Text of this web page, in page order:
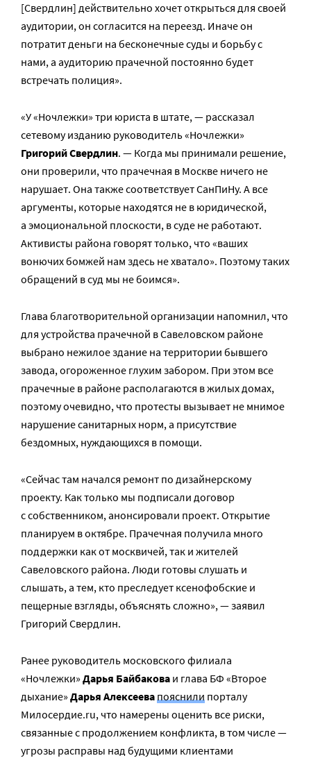
[Свердлин] действительно хочет открыться для своей
аудитории, он согласится на переезд. Иначе он
потратит деньги на бесконечные суды и борьбу с
нами, а аудиторию прачечной постоянно будет
встречать полиция».
«У «Ночлежки» три юриста в штате, — рассказал
сетевому изданию руководитель «Ночлежки»
Григорий Свердлин. — Когда мы принимали решение,
они проверили, что прачечная в Москве ничего не
нарушает. Она также соответствует СанПиНу. А все
аргументы, которые находятся не в юридической,
а эмоциональной плоскости, в суде не работают.
Активисты района говорят только, что «ваших
вонючих бомжей нам здесь не хватало». Поэтому таких
обращений в суд мы не боимся».
Глава благотворительной организации напомнил, что
для устройства прачечной в Савеловском районе
выбрано нежилое здание на территории бывшего
завода, огороженное глухим забором. При этом все
прачечные в районе располагаются в жилых домах,
поэтому очевидно, что протесты вызывает не мнимое
нарушение санитарных норм, а присутствие
бездомных, нуждающихся в помощи.
«Сейчас там начался ремонт по дизайнерскому
проекту. Как только мы подписали договор
с собственником, анонсировали проект. Открытие
планируем в октябре. Прачечная получила много
поддержки как от москвичей, так и жителей
Савеловского района. Люди готовы слушать и
слышать, а тем, кто преследует ксенофобские и
пещерные взгляды, объяснять сложно», — заявил
Григорий Свердлин.
Ранее руководитель московского филиала
«Ночлежки» Дарья Байбакова и глава БФ «Второе
дыхание» Дарья Алексеевапояснили порталу
Милосердие.ru, что намерены оценить все риски,
связанные с продолжением конфликта, в том числе —
угрозы расправы над будущими клиентами